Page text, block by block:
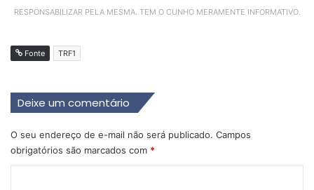
RESPONSABILIZAR PELA MESMA. TEM O CUNHO MERAMENTE INFORMATIVO.
Fonte TRF1
Deixe um comentário
O seu endereço de e-mail não será publicado. Campos
obrigatórios são marcados com *